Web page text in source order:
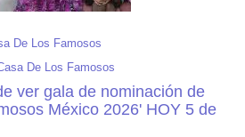
De Los Famosos
De Los Famosos
ver gala de nominación de
México 2026' HOY 5 de